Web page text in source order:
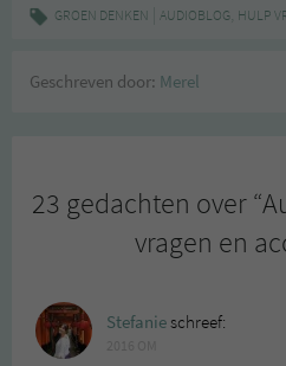
GROEN DENKEN AUDIOBLOG, HULP
Geschreven door: Merel
23 gedachten over “
vragen en
Stefanieschreef: